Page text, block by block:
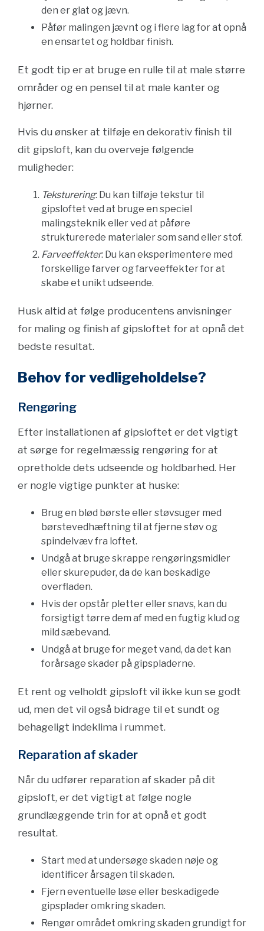
den er glat og jævn.
Påfør malingen jævnt og i flere lag for at opnå
en ensartet og holdbar finish.
Et godt tip er at bruge en rulle til at male større
områder og en pensel til at male kanter og
hjørner.
Hvis du ønsker at tilføje en dekorativ finish til
dit gipsloft, kan du overveje følgende
muligheder:
Teksturering: Du kan tilføje tekstur til
gipsloftet ved at bruge en speciel
malingsteknik eller ved at påføre
strukturerede materialer som sand eller stof.
Farveeffekter: Du kan eksperimentere med
forskellige farver og farveeffekter for at
skabe et unikt udseende.
Husk altid at følge producentens anvisninger
for maling og finish af gipsloftet for at opnå det
bedste resultat.
Behov for vedligeholdelse?
Rengøring
Efter installationen af gipsloftet er det vigtigt
at sørge for regelmæssig rengøring for at
opretholde dets udseende og holdbarhed. Her
er nogle vigtige punkter at huske:
Brug en blød børste eller støvsuger med
børstevedhæftning til at fjerne støv og
spindelvæv fra loftet.
Undgå at bruge skrappe rengøringsmidler
eller skurepuder, da de kan beskadige
overfladen.
Hvis der opstår pletter eller snavs, kan du
forsigtigt tørre dem af med en fugtig klud og
mild sæbevand.
Undgå at bruge for meget vand, da det kan
forårsage skader på gipspladerne.
Et rent og velholdt gipsloft vil ikke kun se godt
ud, men det vil også bidrage til et sundt og
behageligt indeklima i rummet.
Reparation af skader
Når du udfører reparation af skader på dit
gipsloft, er det vigtigt at følge nogle
grundlæggende trin for at opnå et godt
resultat.
Start med at undersøge skaden nøje og
identificer årsagen til skaden.
Fjern eventuelle løse eller beskadigede
gipsplader omkring skaden.
Rengør området omkring skaden grundigt for